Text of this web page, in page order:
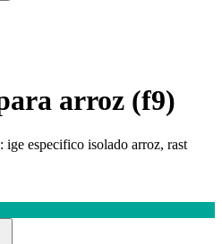
arroz (f9)
ige especifico isolado arroz, rast